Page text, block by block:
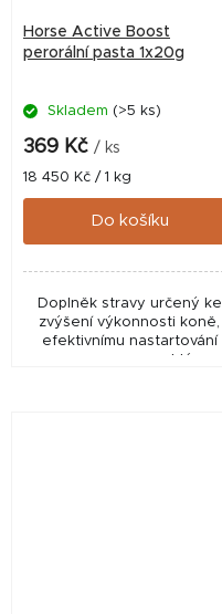
Horse Active Boost
perorální pasta 1x20g
Skladem (>5 ks)
369 Kč / ks
Měrná
cena:
18 450 Kč / 1 kg
Do košíku
Doplněk stravy určený ke
zvýšení výkonnosti koně,
efektivnímu nastartování
regenerace a rychlému